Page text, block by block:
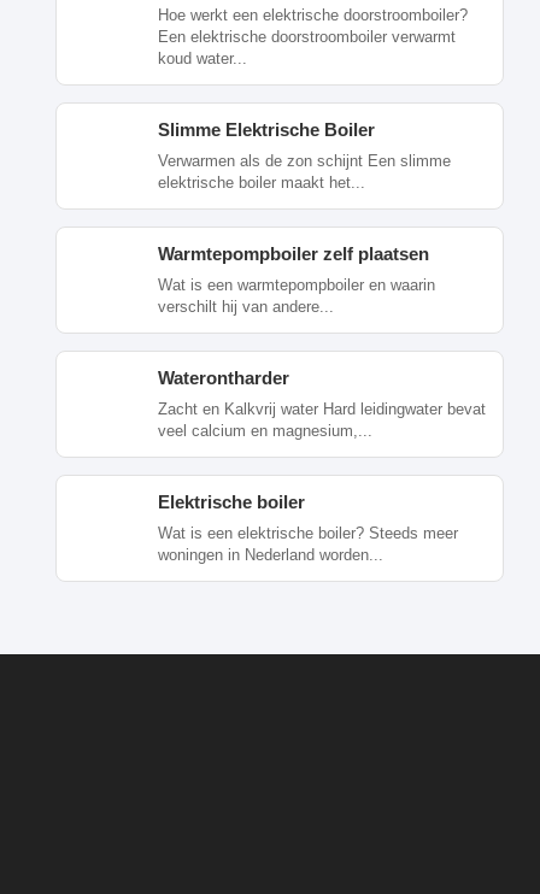
Hoe werkt een elektrische doorstroomboiler?
Een elektrische doorstroomboiler verwarmt
koud water...
Slimme Elektrische Boiler
Verwarmen als de zon schijnt Een slimme
elektrische boiler maakt het...
Warmtepompboiler zelf plaatsen
Wat is een warmtepompboiler en waarin
verschilt hij van andere...
Waterontharder
Zacht en Kalkvrij water Hard leidingwater bevat
veel calcium en magnesium,...
Elektrische boiler
Wat is een elektrische boiler? Steeds meer
woningen in Nederland worden...